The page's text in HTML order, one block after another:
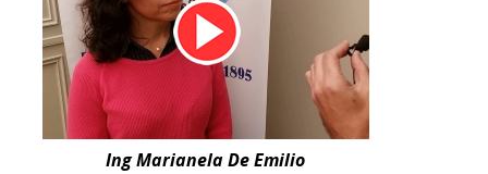
Ing Marianela De Emilio